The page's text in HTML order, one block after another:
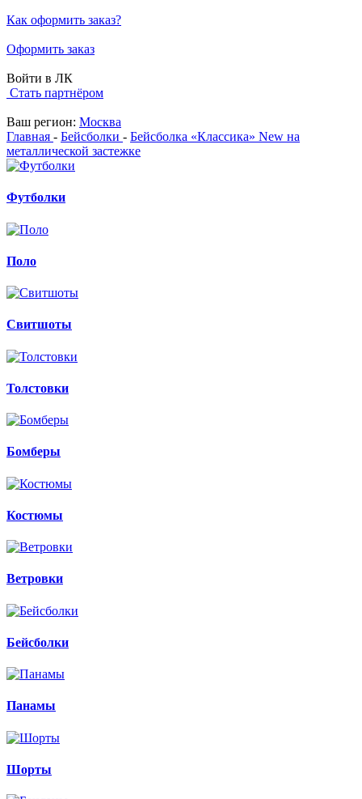
Как оформить заказ?
Оформить заказ
Войти в ЛК
Стать партнёром
Ваш регион: Москва
Главная - Бейсболки - Бейсболка «Классика» New на
металлической застежке
Футболки
Поло
Свитшоты
Толстовки
Бомберы
Костюмы
Ветровки
Бейсболки
Панамы
Шорты